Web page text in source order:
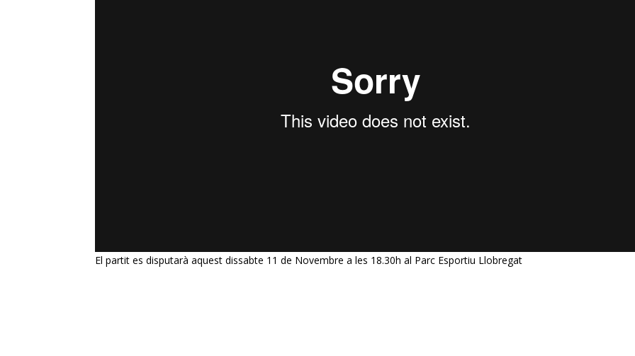
El partit es disputarà aquest dissabte 11 de Novembre a les 18.30h al Parc Esportiu Llobregat